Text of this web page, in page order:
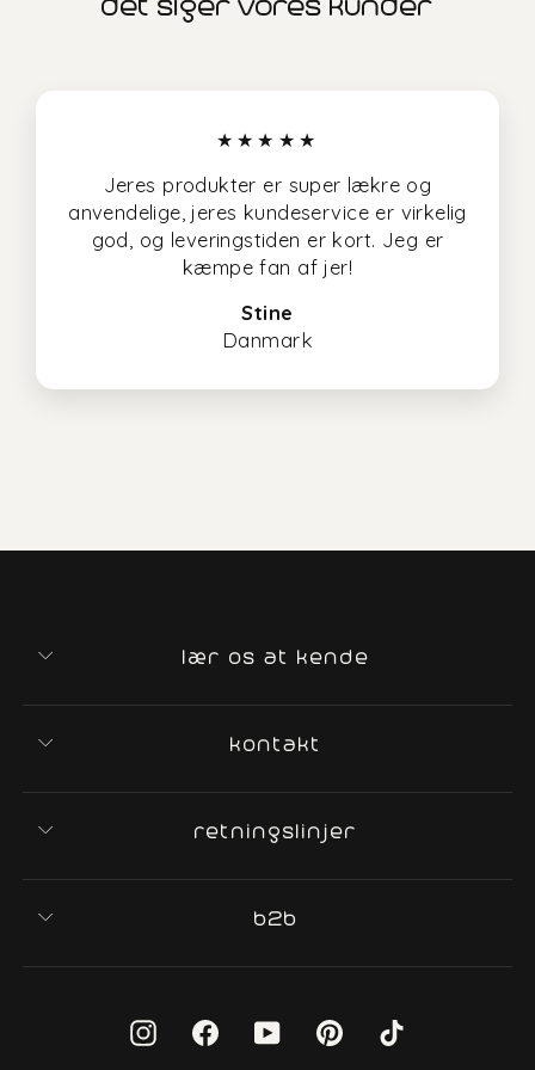
★★★★★
Jeres produkter er super lækre og
anvendelige, jeres kundeservice er virkelig
god, og leveringstiden er kort. Jeg er
kæmpe fan af jer!
Stine
Danmark
lær os at kende
kontakt
retningslinjer
b2b
InstagramFacebookYouTube Pinterest